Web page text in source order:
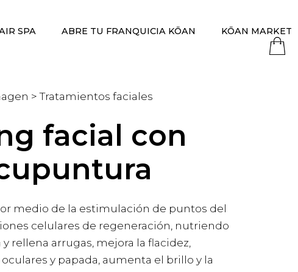
SPA ABRE TU FRANQUICIA KŌAN KŌAN MARKET
> Tratamientos faciales
facial con
medio de la estimulación de puntos del
celulares de regeneración, nutriendo
rellena arrugas, mejora la flacidez,
y papada, aumenta el brillo y la